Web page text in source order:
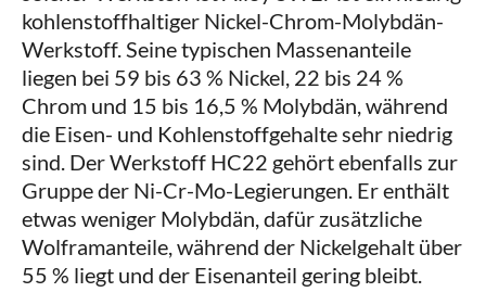
kohlenstoffhaltiger Nickel-Chrom-Molybdän-
Werkstoff. Seine typischen Massenanteile
liegen bei 59 bis 63 % Nickel, 22 bis 24 %
Chrom und 15 bis 16,5 % Molybdän, während
die Eisen- und Kohlenstoffgehalte sehr niedrig
sind. Der Werkstoff HC22 gehört ebenfalls zur
Gruppe der Ni-Cr-Mo-Legierungen. Er enthält
etwas weniger Molybdän, dafür zusätzliche
Wolframanteile, während der Nickelgehalt über
55 % liegt und der Eisenanteil gering bleibt.